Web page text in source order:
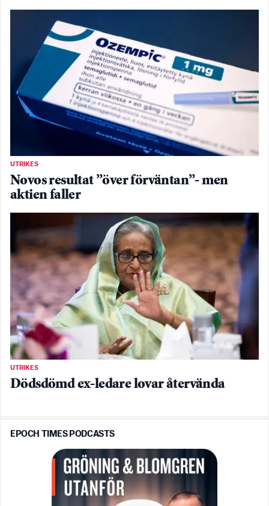
UTRIKES
Novos resultat ”över förväntan”- men
aktien faller
UTRIKES
Dödsdömd ex-ledare lovar återvända
EPOCH TIMES PODCASTS